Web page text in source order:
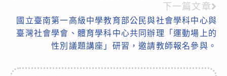
下一篇文章
國立臺南第一高級中學教育部公民與社會學科中心與
臺灣社會學會、體育學科中心共同辦理「運動場上的
性別議題講座」研習，邀請教師報名參與。